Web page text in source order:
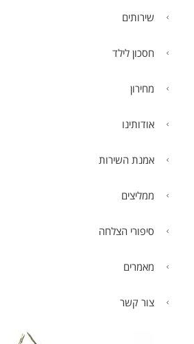
שירותים
חסכון לילד
מחירון
אודותינו
אמנת השירות
ממליצים
סיפורי הצלחה
מאמרים
צור קשר